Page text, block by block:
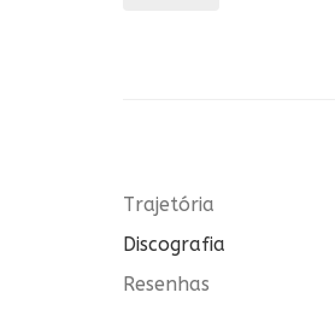
Trajetória
Discografia
Resenhas